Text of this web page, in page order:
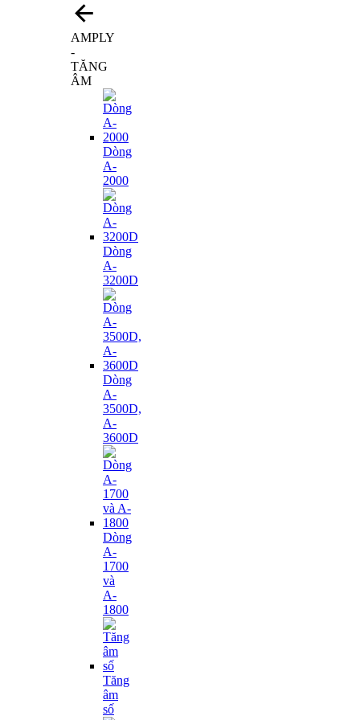
AMPLY
-
TĂNG
ÂM
Dòng
A-
2000
Dòng
A-
3200D
Dòng
A-
3500D,
A-
3600D
Dòng
A-
1700
và
A-
1800
Tăng
âm
số